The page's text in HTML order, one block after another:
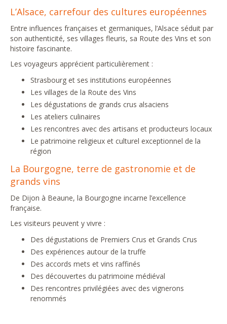
L’Alsace, carrefour des cultures européennes
Entre influences françaises et germaniques, l’Alsace séduit par
son authenticité, ses villages fleuris, sa Route des Vins et son
histoire fascinante.
Les voyageurs apprécient particulièrement :
Strasbourg et ses institutions européennes
Les villages de la Route des Vins
Les dégustations de grands crus alsaciens
Les ateliers culinaires
Les rencontres avec des artisans et producteurs locaux
Le patrimoine religieux et culturel exceptionnel de la
région
La Bourgogne, terre de gastronomie et de
grands vins
De Dijon à Beaune, la Bourgogne incarne l’excellence
française.
Les visiteurs peuvent y vivre :
Des dégustations de Premiers Crus et Grands Crus
Des expériences autour de la truffe
Des accords mets et vins raffinés
Des découvertes du patrimoine médiéval
Des rencontres privilégiées avec des vignerons
renommés